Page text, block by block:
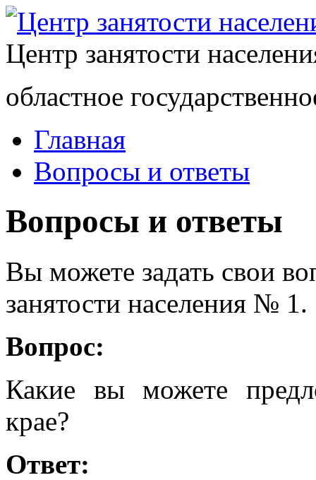
Центр занятости
областное
Главная
Вопросы и ответы
Вопросы и ответы
Вы можете задать свои
занятости населения № 1.
Вопрос:
Какие вы можете
крае?
Ответ: